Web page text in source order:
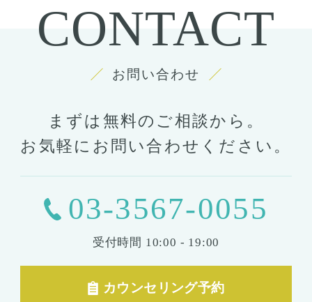
CONTACT
お問い合わせ
まずは無料のご相談から。
お気軽にお問い合わせください。
03-3567-0055
受付時間 10:00 - 19:00
カウンセリング予約